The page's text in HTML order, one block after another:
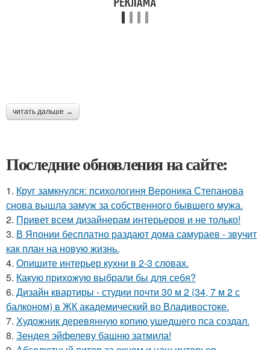
читать дальше →
Последние обновления на сайте:
1. Круг замкнулся: психологиня Вероника Степанова
снова вышла замуж за собственного бывшего мужа.
2. Привет всем дизайнерам интерьеров и не только!
3. В Японии бесплатно раздают дома самураев - звучит
как план на новую жизнь.
4. Опишите интерьер кухни в 2-3 словах.
5. Какую прихожую выбрали бы для себя?
6. Дизайн квартиры - студии почти 30 м 2 (34, 7 м 2 с
балконом) в ЖК академический во Владивостоке.
7. Художник деревянную копию ушедшего пса создал.
8. Зендея эйфелеву башню затмила!